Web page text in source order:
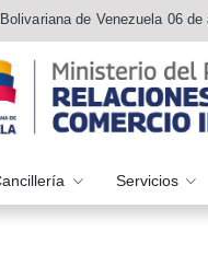
de Venezuela 06 de
Servicios